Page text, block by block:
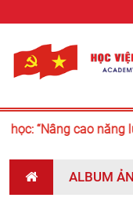
“Nâng cao năng
ALBUM